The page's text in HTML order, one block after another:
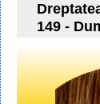
149 -